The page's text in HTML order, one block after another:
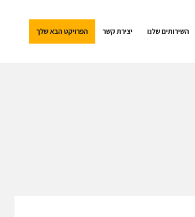
השירותים שלנו יצירת קשר הפרויקט הבא שלך